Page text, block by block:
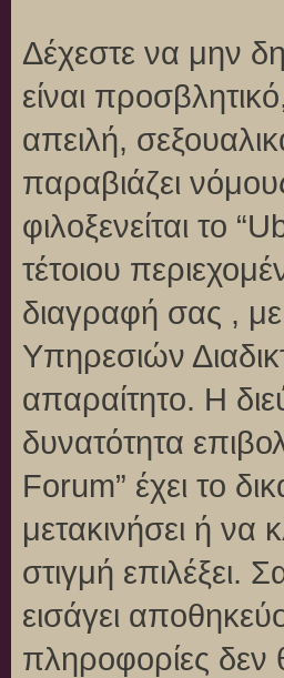
Δέχεστε να μην
είναι
απειλή,
παραβιάζει
φιλοξενείται το
τέτοιου
διαγραφή σας ,
Υπηρεσιών
απαραίτητο. Η
δυνατότητα
Forum” έχει το
μετακινήσει ή να
στιγμή επιλέξει.
εισάγει
πληροφορίες δεν